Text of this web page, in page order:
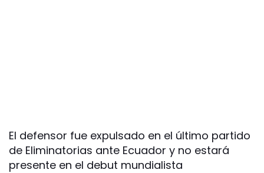
El defensor fue expulsado en el último partido
de Eliminatorias ante Ecuador y no estará
presente en el debut mundialista